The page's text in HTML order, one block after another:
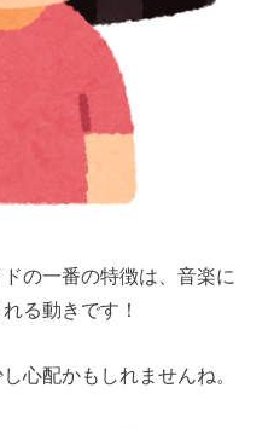
の一番の特徴は、音楽に
る動きです！
心配かもしれませんね。